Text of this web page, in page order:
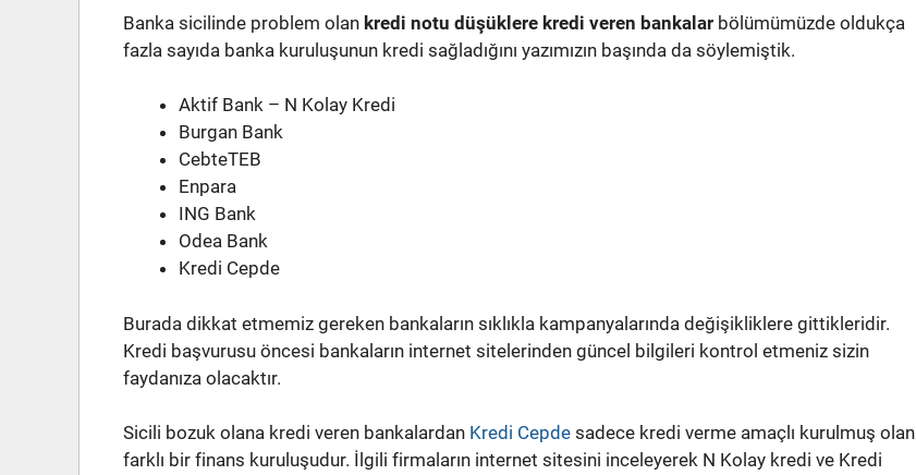
Banka sicilinde problem olan kredi notu düşüklere kredi veren bankalar bölümümüzde oldukça
fazla sayıda banka kuruluşunun kredi sağladığını yazımızın başında da söylemiştik.
Aktif Bank – N Kolay Kredi
Burgan Bank
CebteTEB
Enpara
ING Bank
Odea Bank
Kredi Cepde
Burada dikkat etmemiz gereken bankaların sıklıkla kampanyalarında değişikliklere gittikleridir.
Kredi başvurusu öncesi bankaların internet sitelerinden güncel bilgileri kontrol etmeniz sizin
faydanıza olacaktır.
Sicili bozuk olana kredi veren bankalardan Kredi Cepde sadece kredi verme amaçlı kurulmuş olan
farklı bir finans kuruluşudur. İlgili firmaların internet sitesini inceleyerek N Kolay kredi ve Kredi